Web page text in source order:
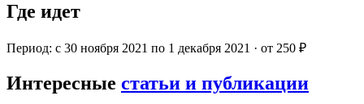
Где идет
Период: с 30 ноября 2021 по 1 декабря 2021 · от 250 ₽
Интересные статьи и публикации